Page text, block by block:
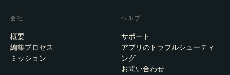
会社
概要
編集プロセス
ミッション
ヘルプ
サポート
アプリのトラブルシューティ
ング
お問い合わせ